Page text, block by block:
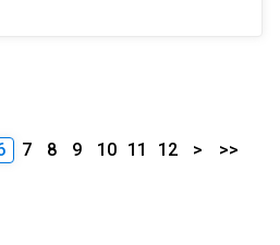
7 8 9 10 11 12 > >>